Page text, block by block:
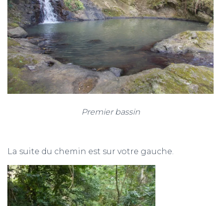
Premier bassin
La suite du chemin est sur votre gauche.